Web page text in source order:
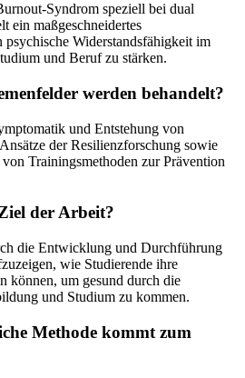
Syndrom speziell bei dual
ein maßgeschneidertes
Widerstandsfähigkeit im
und Beruf zu stärken.
werden behandelt?
und Entstehung von
der Resilienzforschung sowie
Trainingsmethoden zur Prävention
der Arbeit?
die Entwicklung und Durchführung
wie Studierende ihre
können, um gesund durch die
und Studium zu kommen.
Methode kommt zum